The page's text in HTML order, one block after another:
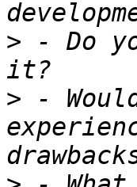
> - Do
> -